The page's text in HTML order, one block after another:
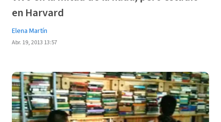
en Harvard
Elena Martín
Abr. 19, 2013 13:57